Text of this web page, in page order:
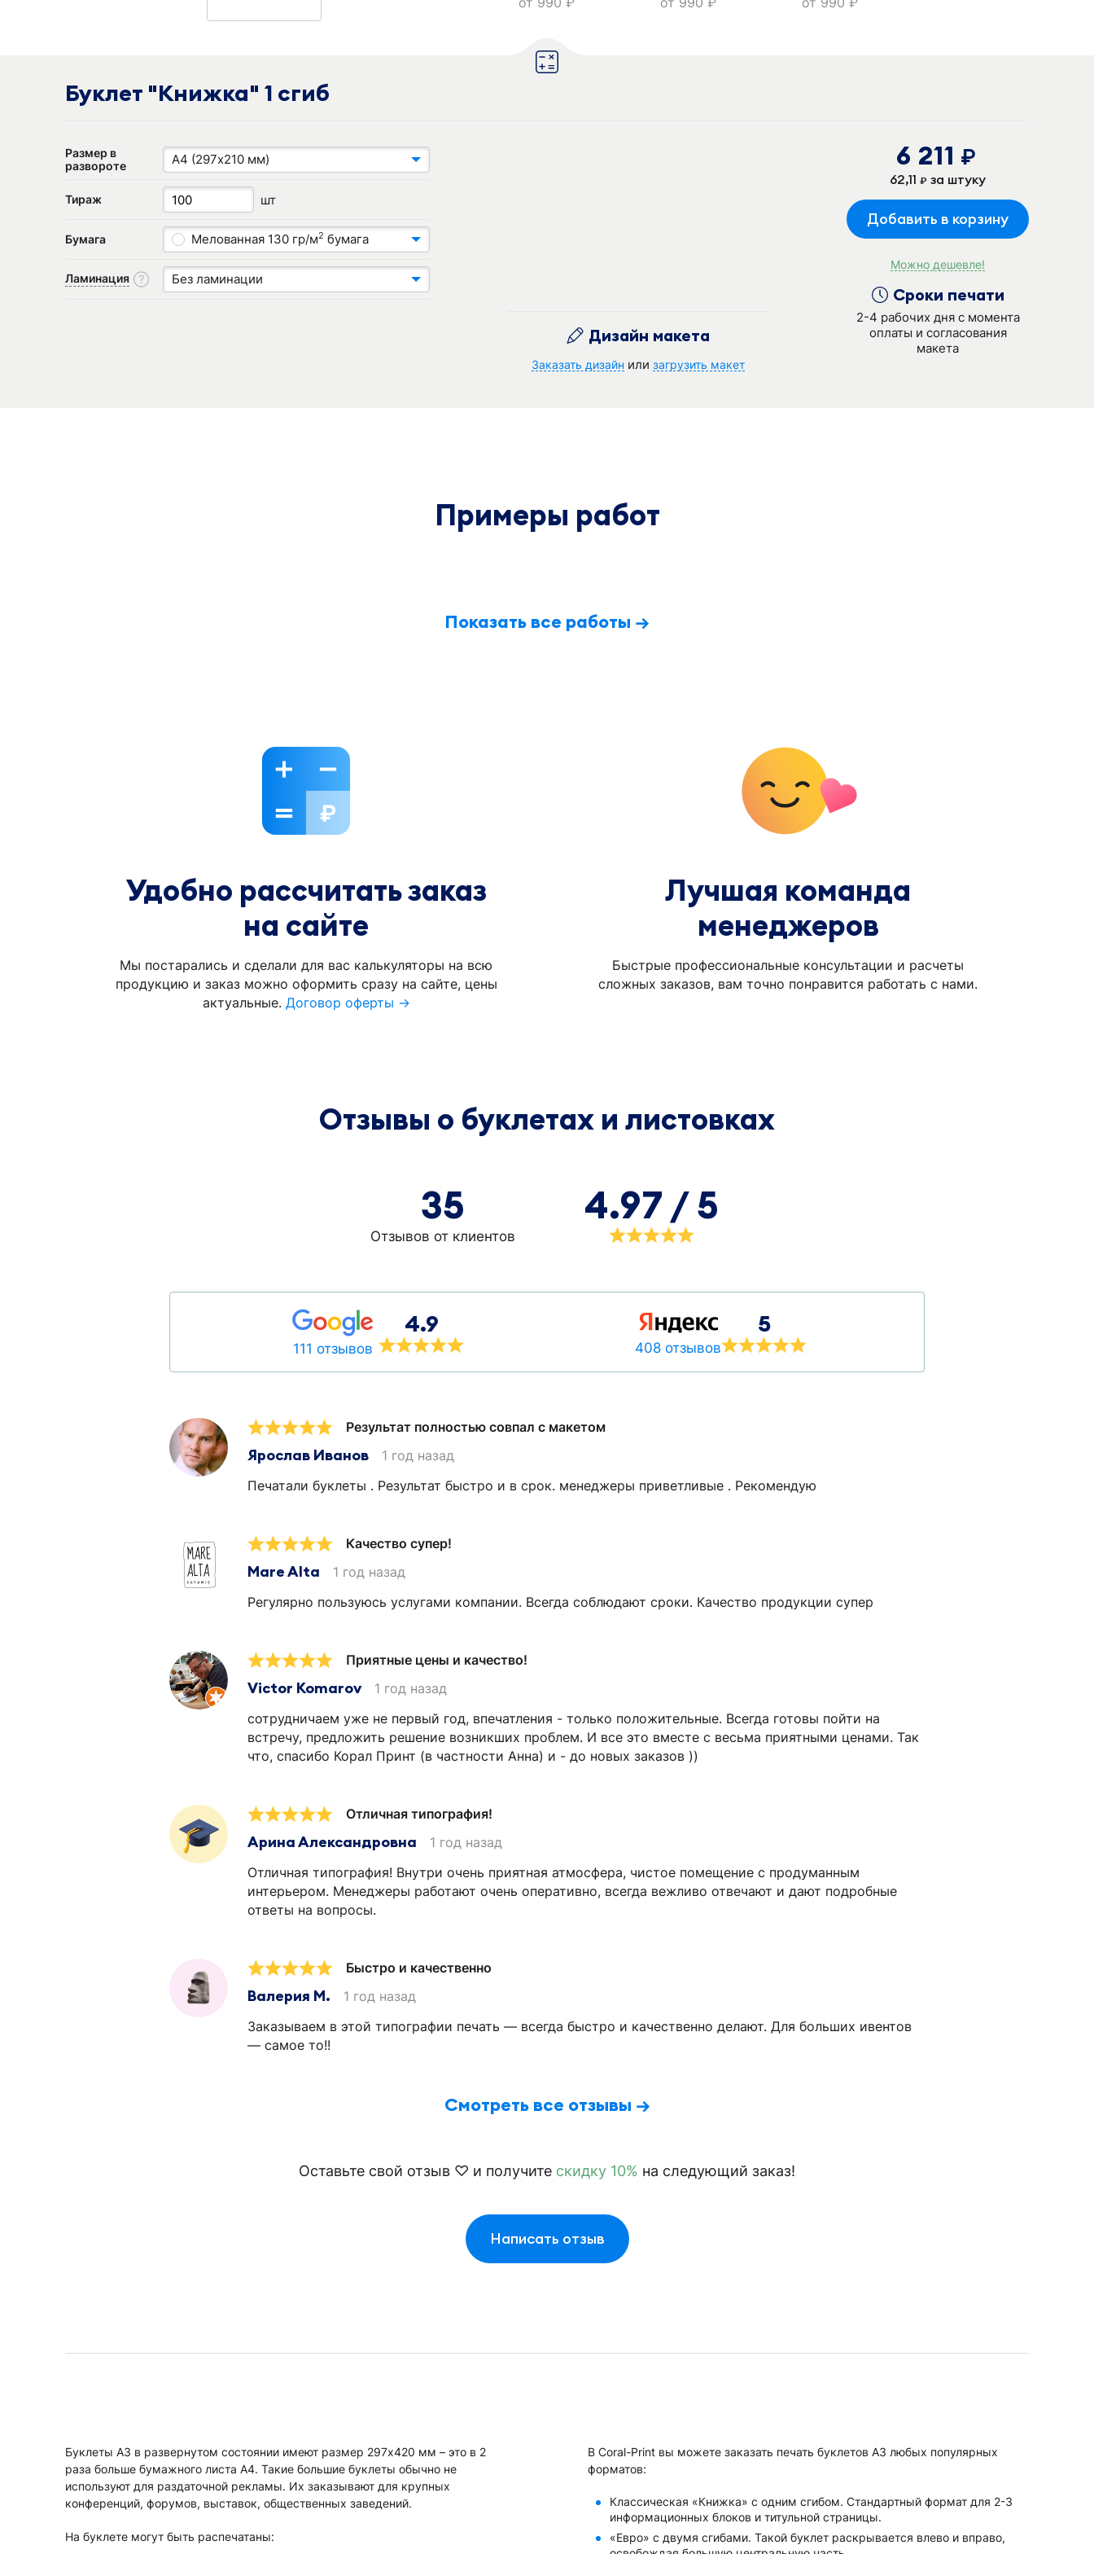
руб. руб. руб.
Буклет "Книжка" 1 сгиб
Размер в
развороте
А4 (297х210 мм)
Тираж шт
Бумага Мелованная 130 гр/м2 бумага
Ламинация Без ламинации
Дизайн макета
Заказать дизайн или загрузить макет
6 211 руб.
62,11 руб. за штуку
Добавить в корзину
Можно дешевле!
Сроки печати
2-4 рабочих дня с момента
оплаты и согласования
макета
Примеры работ
Показать все работы →
Удобно рассчитать заказ
на сайте
Мы постарались и сделали для вас калькуляторы на всю
продукцию и заказ можно оформить сразу на сайте, цены
актуальные. Договор оферты →
Лучшая команда
менеджеров
Быстрые профессиональные консультации и расчеты
сложных заказов, вам точно понравится работать с нами.
Отзывы о буклетах и листовках
35
Отзывов от клиентов
4.97 / 5
111 отзывов
4.9
408 отзывов
5
Результат полностью совпал с макетом
Ярослав Иванов
1 год назад
Печатали буклеты . Результат быстро и в срок. менеджеры приветливые . Рекомендую
Качество супер!
Mare Alta
1 год назад
Регулярно пользуюсь услугами компании. Всегда соблюдают сроки. Качество продукции супер
Приятные цены и качество!
Victor Komarov
1 год назад
сотрудничаем уже не первый год, впечатления - только положительные. Всегда готовы пойти на
встречу, предложить решение возникших проблем. И все это вместе с весьма приятными ценами. Так
что, спасибо Корал Принт (в частности Анна) и - до новых заказов ))
Отличная типография!
Арина Александровна
1 год назад
Отличная типография! Внутри очень приятная атмосфера, чистое помещение с продуманным
интерьером. Менеджеры работают очень оперативно, всегда вежливо отвечают и дают подробные
ответы на вопросы.
Быстро и качественно
Валерия М.
1 год назад
Заказываем в этой типографии печать — всегда быстро и качественно делают. Для больших ивентов
— самое то!!
Смотреть все отзывы →
Оставьте свой отзыв ♡ и получите скидку 10% на следующий заказ!
Написать отзыв
Буклеты А3 в развернутом состоянии имеют размер 297х420 мм – это в 2
раза больше бумажного листа А4. Такие большие буклеты обычно не
используют для раздаточной рекламы. Их заказывают для крупных
конференций, форумов, выставок, общественных заведений.
На буклете могут быть распечатаны:
В Coral-Print вы можете заказать печать буклетов А3 любых популярных
форматов:
Классическая «Книжка» с одним сгибом. Стандартный формат для 2-3
информационных блоков и титульной страницы.
«Евро» с двумя сгибами. Такой буклет раскрывается влево и вправо,